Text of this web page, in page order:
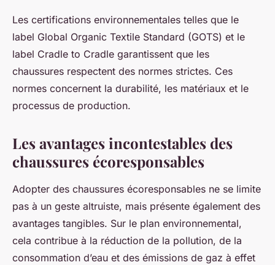
Les certifications environnementales telles que le
label Global Organic Textile Standard (GOTS) et le
label Cradle to Cradle garantissent que les
chaussures respectent des normes strictes. Ces
normes concernent la durabilité, les matériaux et le
processus de production.
Les avantages incontestables des
chaussures écoresponsables
Adopter des chaussures écoresponsables ne se limite
pas à un geste altruiste, mais présente également des
avantages tangibles. Sur le plan environnemental,
cela contribue à la réduction de la pollution, de la
consommation d’eau et des émissions de gaz à effet